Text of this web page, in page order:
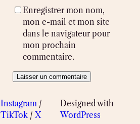
Enregistrer mon nom,
mon e-mail et mon site
dans le navigateur pour
mon prochain
commentaire.
Instagram /
TikTok/X
Designed with
WordPress